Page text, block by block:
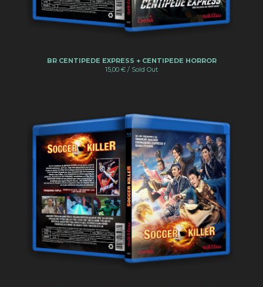
BR CENTIPEDE EXPRESS + CENTIPEDE HORROR
15,00 € / Sold Out